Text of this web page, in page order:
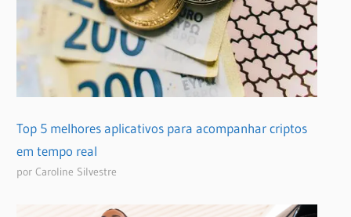
Top 5 melhores aplicativos para acompanhar criptos
em tempo real
por Caroline Silvestre